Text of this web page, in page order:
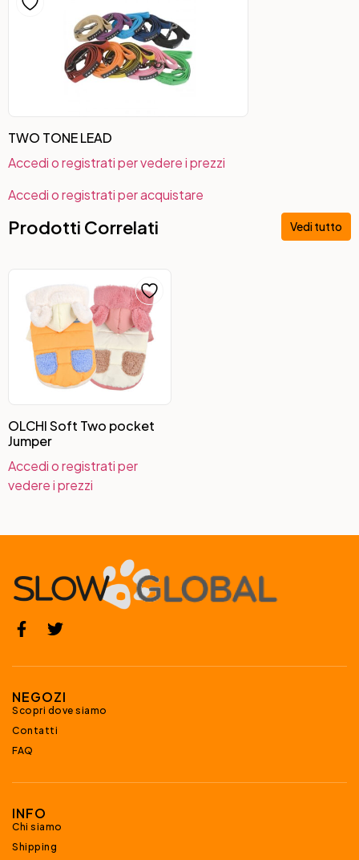
TWO TONE LEAD
Accedi o registrati per vedere i prezzi
Accedi o registrati per acquistare
Prodotti Correlati Vedi tutto
OLCHI Soft Two pocket
Jumper
Accedi o registrati per
vedere i prezzi
NEGOZI
Scopri dove siamo
Contatti
FAQ
INFO
Chi siamo
Shipping